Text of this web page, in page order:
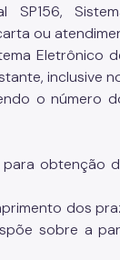
ou
Eletrônico
inclusive
o número
obtenção
dos
sobre a